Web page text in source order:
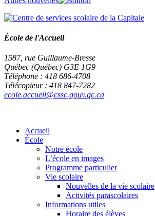
École de l'Accueil
1587, rue Guillaume-Bresse
Québec (Québec) G3E 1G9
Téléphone : 418 686-4708
Télécopieur : 418 847-7282
ecole.accueil@cssc.gouv.qc.ca
Accueil
École
Notre école
L’école en images
Programme particulier
Vie scolaire
Nouvelles de la vie scolaire
Activités parascolaires
Informations utiles
Horaire des élèves